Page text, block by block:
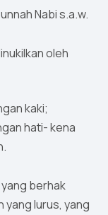
Nabi s.a.w.
oleh
kaki;
hati- kena
berhak
yang lurus, yang